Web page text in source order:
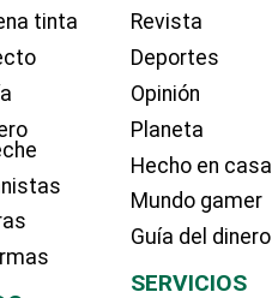
tinta
Revista
Deportes
Opinión
Planeta
Hecho en casa
Mundo gamer
Guía del dinero
SERVICIOS